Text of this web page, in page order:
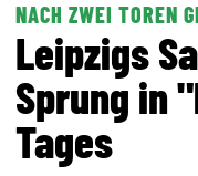
NACH ZWEI TOREN
Leipzigs
Sprung in
Tages